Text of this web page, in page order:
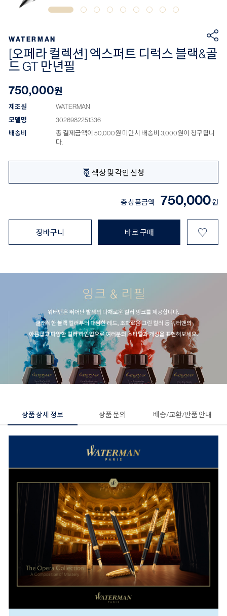
WATERMAN
[오페라 컬렉션] 엑스퍼트 디럭스 블랙&골
드 GT 만년필
750,000원
제조원
WATERMAN
모델명
3026982251336
배송비
총 결제금액이 50,000원 미만시 배송비 3,000원이 청구됩니
다.
색상 및 각인 신청
총 상품금액 750,000원
장바구니 바로 구매 ♡
상품 상세 정보 상품 문의 배송/교환/반품 안내